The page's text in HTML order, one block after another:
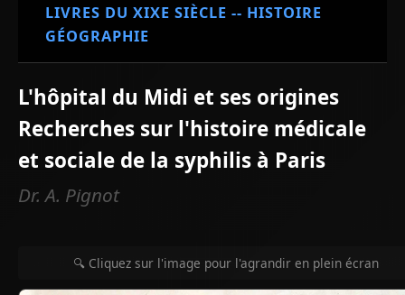
LIVRES DU XIXE SIÈCLE -- HISTOIRE
GÉOGRAPHIE
L'hôpital du Midi et ses origines
Recherches sur l'histoire médicale
et sociale de la syphilis à Paris
Dr. A. Pignot
🔍 Cliquez sur l'image pour l'agrandir en plein écran